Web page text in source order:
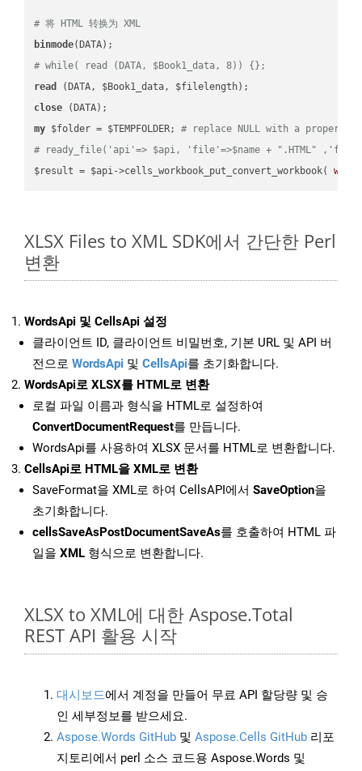
# 将 HTML 转换为 XML
binmode
# while( read (DATA, $Book1_data, 8)) {};
read
close
my $folder = $TEMPFOLDER; # replace NULL with a proper
# ready_file('api'=> $api, 'file'=>$name + ".HTML"
$result = $api->cells_workbook_put_convert_workbook(
XLSX Files to XML SDK에서 간단한 Perl
변환
WordsApi 및 CellsApi 설정
클라이언트 ID, 클라이언트 비밀번호, 기본 URL 및 API 버
전으로 WordsApi 및 CellsApi를 초기화합니다.
WordsApi로 XLSX를 HTML로 변환
로컬 파일 이름과 형식을 HTML로 설정하여
ConvertDocumentRequest를 만듭니다.
WordsApi를 사용하여 XLSX 문서를 HTML로 변환합니다.
CellsApi로 HTML을 XML로 변환
SaveFormat을 XML로 하여 CellsAPI에서 SaveOption을
초기화합니다.
cellsSaveAsPostDocumentSaveAs를 호출하여 HTML 파
일을 XML 형식으로 변환합니다.
XLSX to XML에 대한 Aspose.Total
REST API 활용 시작
대시보드에서 계정을 만들어 무료 API 할당량 및 승
인 세부정보를 받으세요.
Aspose.Words GitHub 및 Aspose.Cells GitHub 리포
지토리에서 perl 소스 코드용 Aspose.Words 및